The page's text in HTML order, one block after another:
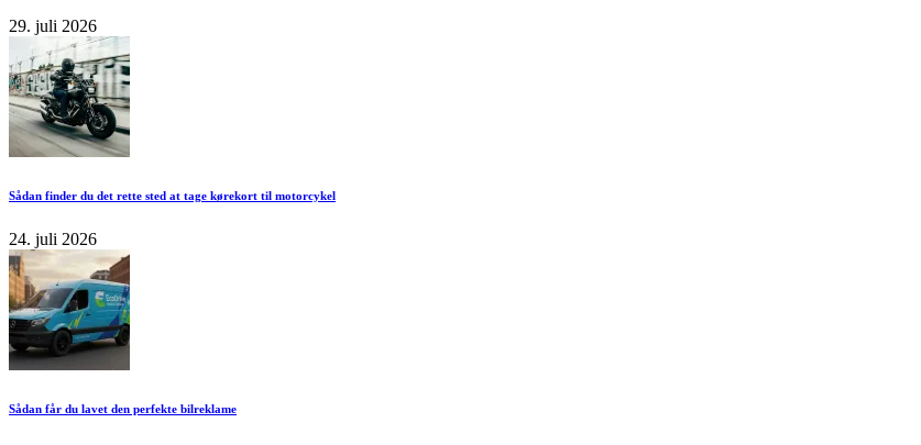
29. juli 2026
Sådan finder du det rette sted at tage kørekort til motorcykel
24. juli 2026
Sådan får du lavet den perfekte bilreklame